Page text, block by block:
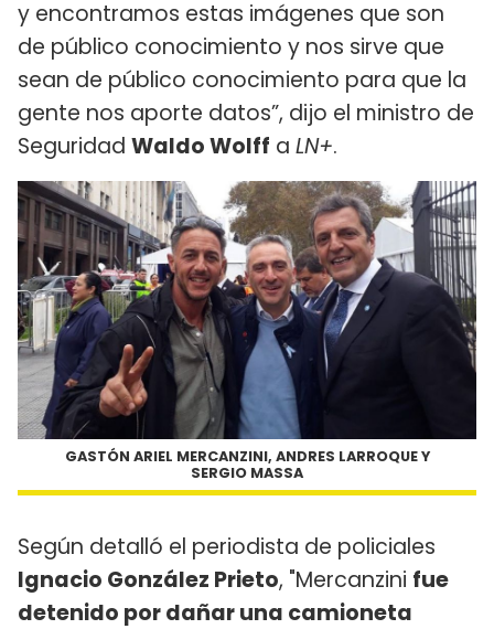
y encontramos estas imágenes que son
de público conocimiento y nos sirve que
sean de público conocimiento para que la
gente nos aporte datos”, dijo el ministro de
Seguridad Waldo Wolff a LN+.
GASTÓN ARIEL MERCANZINI, ANDRES LARROQUE Y
SERGIO MASSA
Según detalló el periodista de policiales
Ignacio González Prieto, "Mercanzini fue
detenido por dañar una camioneta